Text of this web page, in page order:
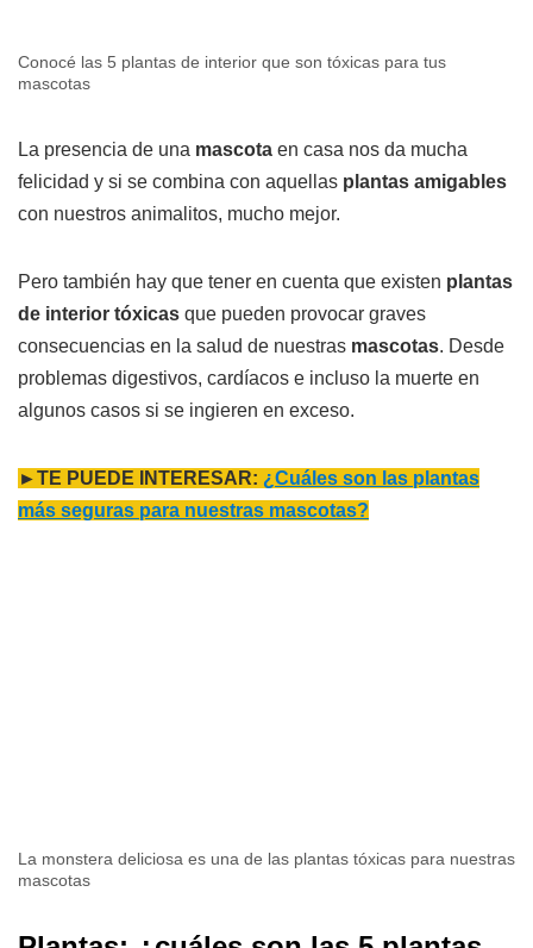
Conocé las 5 plantas de interior que son tóxicas para tus
mascotas
La presencia de una mascota en casa nos da mucha
felicidad y si se combina con aquellas plantas amigables
con nuestros animalitos, mucho mejor.
Pero también hay que tener en cuenta que existen plantas
de interior tóxicas que pueden provocar graves
consecuencias en la salud de nuestras mascotas. Desde
problemas digestivos, cardíacos e incluso la muerte en
algunos casos si se ingieren en exceso.
►TE PUEDE INTERESAR: ¿Cuáles son las plantas
más seguras para nuestras mascotas?
La monstera deliciosa es una de las plantas tóxicas para nuestras
mascotas